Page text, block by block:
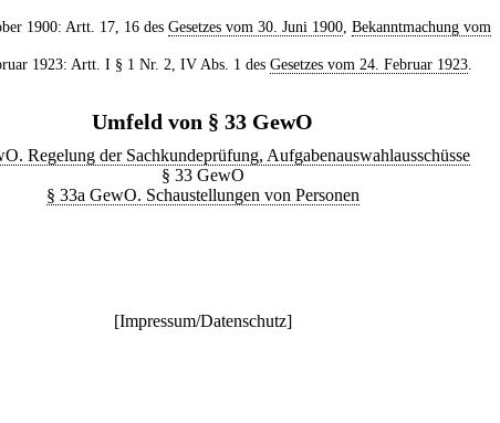
1900: Artt. 17, 16 des Gesetzes vom 30. Juni 1900, Bekanntmachung vom
1923: Artt. I § 1 Nr. 2, IV Abs. 1 des Gesetzes vom 24. Februar 1923.
Umfeld von § 33 GewO
Regelung der Sachkundeprüfung, Aufgabenauswahlausschüsse
§ 33 GewO
§ 33a GewO. Schaustellungen von Personen
[Impressum/Datenschutz]